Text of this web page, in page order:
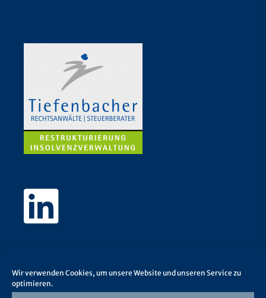
Wir verwenden Cookies, um unsere Website und unseren Service zu
optimieren.